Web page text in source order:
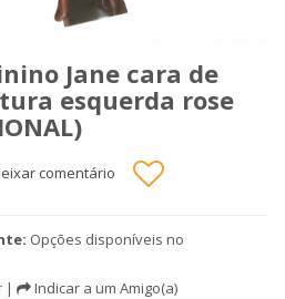
Jane cara de
esquerda rose
comentário
Opções disponíveis no
| Indicar a um Amigo(a)